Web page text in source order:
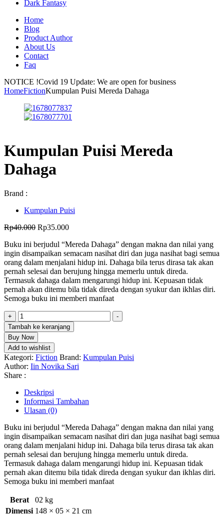
Dark Fantasy
Home
Blog
Product Author
About Us
Contact
Faq
NOTICE !Covid 19 Update: We are open for business
HomeFictionKumpulan Puisi Mereda Dahaga
Kumpulan Puisi Mereda
Dahaga
Brand :
Kumpulan Puisi
Rp40.000 Harga
adalah:
Rp40.000.
Rp35.000Harga
ini
adalah:
Rp35.000.
Buku ini berjudul “Mereda Dahaga” dengan makna dan nilai yang
ingin disampaikan semacam nasihat diri dan juga nasihat bagi semua
orang dalam menjalani hidup ini. Dahaga bila terus dirasa tak akan
pernah selesai dan berujung hingga memerlu untuk direda.
Termasuk dahaga dalam mengarungi hidup ini. Kepuasan tidak
pernah akan ditemu bila tidak direda dengan syukur dan ikhlas diri.
Semoga buku ini memberi manfaat
+
Kuantitas
Kumpulan
Puisi
Mereda
Dahaga
-
Tambah ke keranjang
Buy Now
Add to wishlist
Kategori: Fiction Brand: Kumpulan Puisi
Author: Iin Novika Sari
Share :
Deskripsi
Informasi Tambahan
Ulasan (0)
Buku ini berjudul “Mereda Dahaga” dengan makna dan nilai yang
ingin disampaikan semacam nasihat diri dan juga nasihat bagi semua
orang dalam menjalani hidup ini. Dahaga bila terus dirasa tak akan
pernah selesai dan berujung hingga memerlu untuk direda.
Termasuk dahaga dalam mengarungi hidup ini. Kepuasan tidak
pernah akan ditemu bila tidak direda dengan syukur dan ikhlas diri.
Semoga buku ini memberi manfaat
Berat
02 kg
Dimensi 148 × 05 × 21 cm